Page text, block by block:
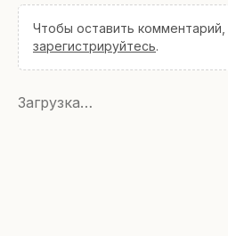
Чтобы оставить комментарий,
зарегистрируйтесь.
Загрузка…